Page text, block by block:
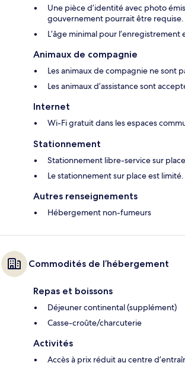
Une pièce d’identité avec photo
gouvernement pourrait être requise.
L’âge minimal pour l’enregistrement
Animaux de compagnie
Les animaux de compagnie ne sont
Les animaux d’assistance sont
Internet
Wi-Fi gratuit dans les espaces
Stationnement
Stationnement libre-service sur
Le stationnement sur place est limité.
Autres renseignements
Hébergement non-fumeurs
Commodités de l’hébergement
Repas et boissons
Déjeuner continental (supplément)
Casse-croûte/charcuterie
Activités
Accès à prix réduit au centre